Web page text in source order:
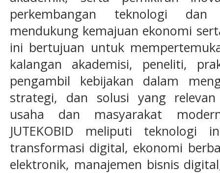
perkembangan teknologi dan
mendukung kemajuan ekonomi
ini bertujuan untuk
kalangan akademisi, peneliti,
pengambil kebijakan dalam
strategi, dan solusi yang
usaha dan masyarakat
JUTEKOBID meliputi teknologi
transformasi digital, ekonomi
elektronik, manajemen bisnis